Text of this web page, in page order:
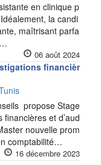
en clinique p
la candi
maîtrisant parfa
06 août 2024
financièr
propose Stage
financières et d’aud
nouvelle prom
comptabilité…
16 décembre 2023